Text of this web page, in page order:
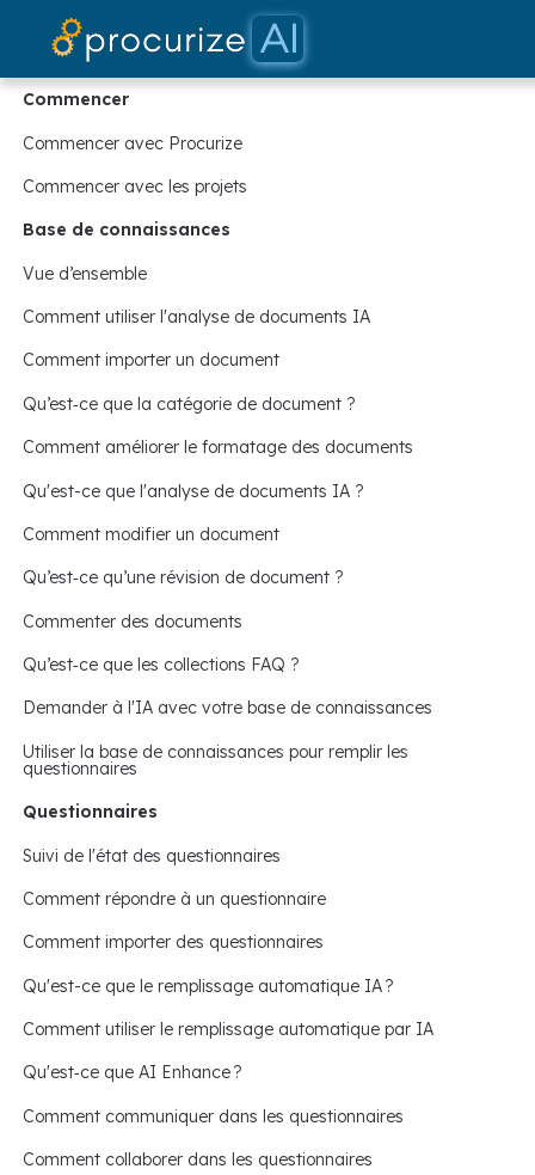
Commencer
Commencer avec Procurize
Commencer avec les projets
Base de connaissances
Vue d’ensemble
Comment utiliser l'analyse de documents IA
Comment importer un document
Qu’est‑ce que la catégorie de document ?
Comment améliorer le formatage des documents
Qu'est-ce que l'analyse de documents IA ?
Comment modifier un document
Qu’est‑ce qu’une révision de document ?
Commenter des documents
Qu’est‑ce que les collections FAQ ?
Demander à l'IA avec votre base de connaissances
Utiliser la base de connaissances pour remplir les
questionnaires
Questionnaires
Suivi de l'état des questionnaires
Comment répondre à un questionnaire
Comment importer des questionnaires
Qu'est-ce que le remplissage automatique IA ?
Comment utiliser le remplissage automatique par IA
Qu'est‑ce que AI Enhance ?
Comment communiquer dans les questionnaires
Comment collaborer dans les questionnaires